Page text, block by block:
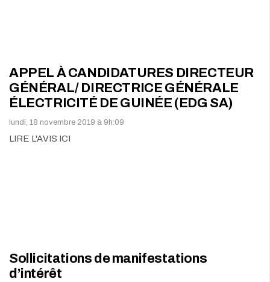
APPEL À CANDIDATURES DIRECTEUR
GÉNÉRAL/ DIRECTRICE GÉNÉRALE
ÉLECTRICITÉ DE GUINÉE (EDG SA)
lundi, 18 novembre 2019 à 9h:09
LIRE L'AVIS ICI
Sollicitations de manifestations
d’intérêt